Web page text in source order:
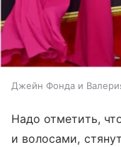
Джейн Фонда и
Надо отметить,
и волосами,